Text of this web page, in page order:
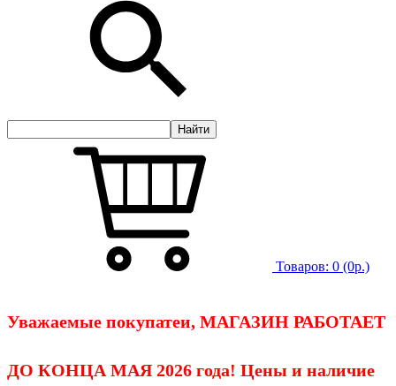
Товаров: 0 (0р.)
Уважаемые покупатеи, МАГАЗИН РАБОТАЕТ
ДО КОНЦА МАЯ 2026 года! Цены и наличие